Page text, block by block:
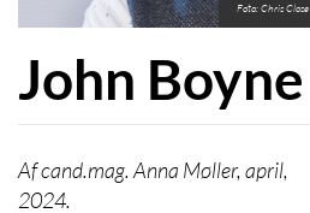
Foto: Chris Close
John Boyne
cand.mag. Anna Møller, april,
2024.